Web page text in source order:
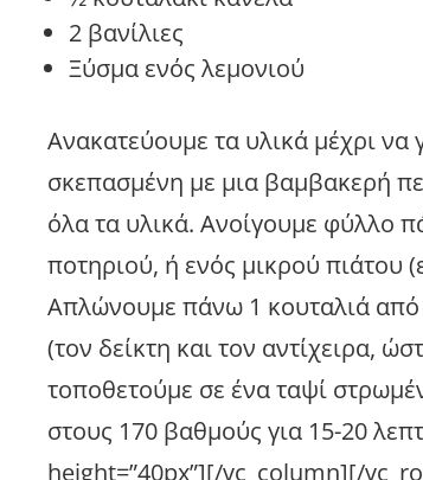
2 βανίλιες
Ξύσμα ενός λεμονιού
Ανακατεύουμε τα υλικά μέχρι να
σκεπασμένη με μια βαμβακερή
όλα τα υλικά. Ανοίγουμε φύλλο
ποτηριού, ή ενός μικρού πιάτου
Απλώνουμε πάνω 1 κουταλιά από
(τον δείκτη και τον αντίχειρα,
τοποθετούμε σε ένα ταψί
στους 170 βαθμούς για 15-20
height=”40px”][/vc_column][/